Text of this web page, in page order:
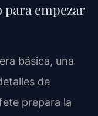
para empezar
básica, una
de
prepara la